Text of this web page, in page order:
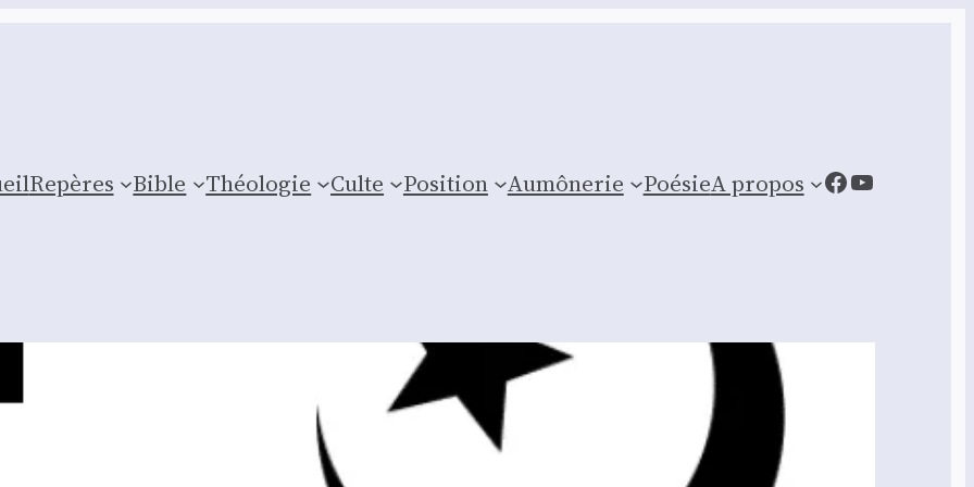
Repères Bible Théologie Culte Posi­tion Aumônerie PoésieA propos Facebook
YouTube